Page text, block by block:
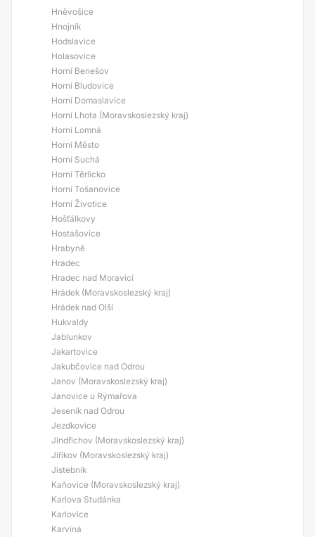
Hněvošice
Hnojník
Hodslavice
Holasovice
Horní Benešov
Horní Bludovice
Horní Domaslavice
Horní Lhota (Moravskoslezský kraj)
Horní Lomná
Horní Město
Horní Suchá
Horní Těrlicko
Horní Tošanovice
Horní Životice
Hošťálkovy
Hostašovice
Hrabyně
Hradec
Hradec nad Moravicí
Hrádek (Moravskoslezský kraj)
Hrádek nad Olší
Hukvaldy
Jablunkov
Jakartovice
Jakubčovice nad Odrou
Janov (Moravskoslezský kraj)
Janovice u Rýmařova
Jeseník nad Odrou
Jezdkovice
Jindřichov (Moravskoslezský kraj)
Jiříkov (Moravskoslezský kraj)
Jistebník
Kaňovice (Moravskoslezský kraj)
Karlova Studánka
Karlovice
Karviná